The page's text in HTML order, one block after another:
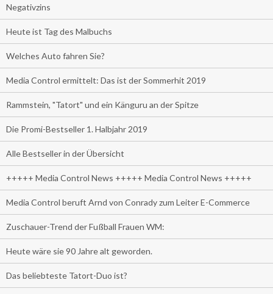
Negativzins
Heute ist Tag des Malbuchs
Welches Auto fahren Sie?
Media Control ermittelt: Das ist der Sommerhit 2019
Rammstein, "Tatort" und ein Känguru an der Spitze
Die Promi-Bestseller 1. Halbjahr 2019
Alle Bestseller in der Übersicht
+++++ Media Control News +++++ Media Control News +++++
Media Control beruft Arnd von Conrady zum Leiter E-Commerce
Zuschauer-Trend der Fußball Frauen WM:
Heute wäre sie 90 Jahre alt geworden.
Das beliebteste Tatort-Duo ist?